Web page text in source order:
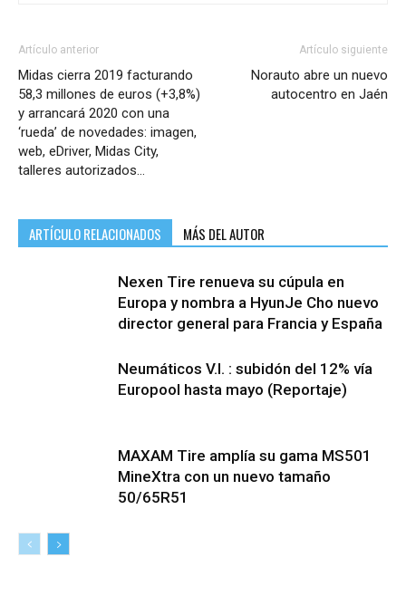
Artículo anterior
Midas cierra 2019 facturando
58,3 millones de euros (+3,8%)
y arrancará 2020 con una
‘rueda’ de novedades: imagen,
web, eDriver, Midas City,
talleres autorizados…
Artículo siguiente
Norauto abre un nuevo
autocentro en Jaén
ARTÍCULO RELACIONADOS MÁS DEL AUTOR
Nexen Tire renueva su cúpula en
Europa y nombra a HyunJe Cho nuevo
director general para Francia y España
Neumáticos V.I. : subidón del 12% vía
Europool hasta mayo (Reportaje)
MAXAM Tire amplía su gama MS501
MineXtra con un nuevo tamaño
50/65R51